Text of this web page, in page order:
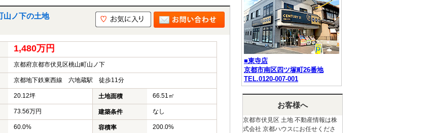
山ノ下の土地
1,480万円
京都府京都市伏見区桃山町山ノ下
京都地下鉄東西線 六地蔵駅 徒歩11分
20.12坪 土地面積 66.51㎡
73.56万円 建築条件 なし
60.0% 容積率 200.0%
■東寺店
京都市南区四ツ塚町26番地
TEL.0120-007-001
お客様へ
京都市伏見区 土地 不動産情報は株
式会社 京都ハウスにお任せくださ